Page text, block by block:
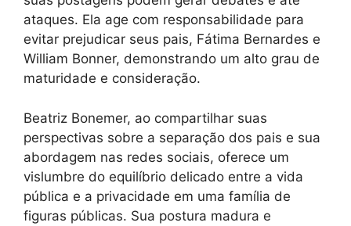
ataques. Ela age com responsabilidade para
evitar prejudicar seus pais, Fátima Bernardes e
William Bonner, demonstrando um alto grau de
maturidade e consideração.
Beatriz Bonemer, ao compartilhar suas
perspectivas sobre a separação dos pais e sua
abordagem nas redes sociais, oferece um
vislumbre do equilíbrio delicado entre a vida
pública e a privacidade em uma família de
figuras públicas. Sua postura madura e